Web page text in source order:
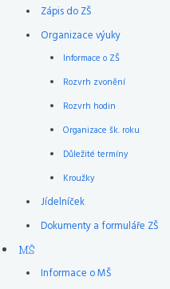
Zápis do ZŠ
Organizace výuky
Informace o ZŠ
Rozvrh zvonění
Rozvrh hodin
Organizace šk. roku
Důležité termíny
Kroužky
Jídelníček
Dokumenty a formuláře ZŠ
MŠ
Informace o MŠ